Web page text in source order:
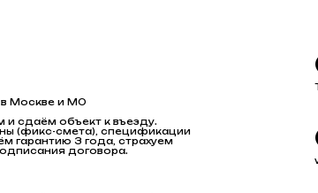
в Москве и МО
и сдаём объект к въезду.
(фикс-смета), спецификации
гарантию 3 года, страхуем
договора.